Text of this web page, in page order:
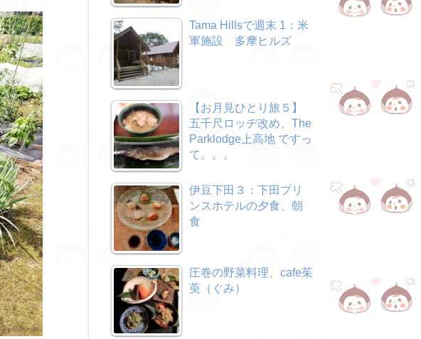
Tama Hillsで週末 1：米
軍施設 多摩ヒルズ
【お月見ひとり旅５】
五千尺ロッヂ改め、The
Parklodge上高地 ですっ
て。。。
伊豆下田３：下田プリ
ンスホテルの夕食、朝
食
圧巻の野菜料理、cafe茱
萸（ぐみ）